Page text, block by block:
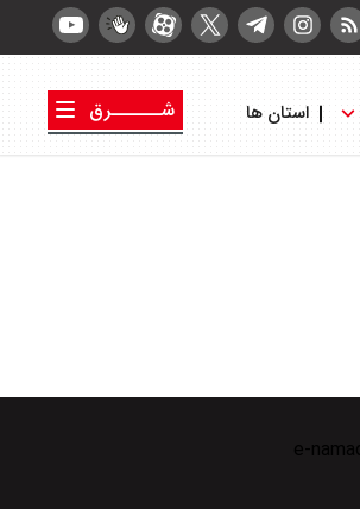
استان ها
شــــــرق